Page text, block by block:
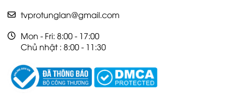
tvprotunglan@gmail.com
Mon - Fri: 8:00 - 17:00
Chủ nhật : 8:00 - 11:30